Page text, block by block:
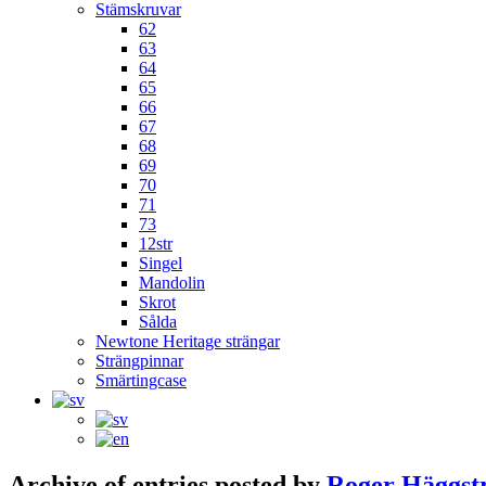
Stämskruvar
62
63
64
65
66
67
68
69
70
71
73
12str
Singel
Mandolin
Skrot
Sålda
Newtone Heritage strängar
Strängpinnar
Smärtingcase